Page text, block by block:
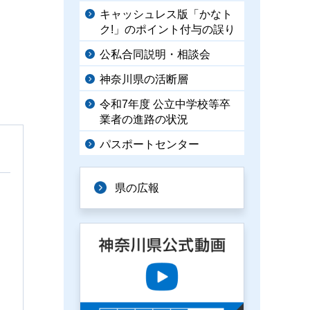
キャッシュレス版「かなト
ク!」のポイント付与の誤り
公私合同説明・相談会
神奈川県の活断層
令和7年度 公立中学校等卒
業者の進路の状況
パスポートセンター
県の広報